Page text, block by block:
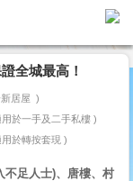
全城最高！
居屋
用於一手及二手私樓
用於轉按套現
不足人士)、唐樓、村